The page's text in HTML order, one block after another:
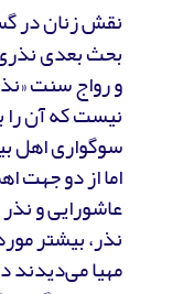
نقش زنان در
بحث بعدی
و رواج سنت
نیست که آن را
سوگواری اهل
اما از دو جهت
عاشورایی و
نذر، بیشتر
مهیا می‌دیدند